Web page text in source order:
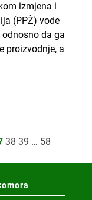
izmjena i
(PPŽ) vode
da ga
proizvodnje, a
38 39 … 58